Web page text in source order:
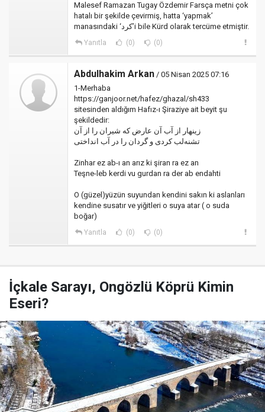
Malesef Ramazan Tugay Özdemir Farsça metni çok
hatalı bir şekilde çevirmiş, hatta ‘yapmak’
manasındaki ‘کرد’i bile Kürd olarak tercüme etmiştir.
Yanıtla (0) (0)
Abdulhakim Arkan / 05 Nisan 2025 07:16
1-Merhaba
https://ganjoor.net/hafez/ghazal/sh433
sitesinden aldığım Hafız-ı Şiraziye ait beyit şu
şekildedir:
‎زینهار از آب آن عارض که شیران را از آن
‎تشنه‌لب کردی و گردان را در آب انداختی
Zinhar ez ab-ı an arız ki şiran ra ez an
Teşne-leb kerdi vu gurdan ra der ab endahti
O (güzel)yüzün suyundan kendini sakın ki aslanları
kendine susatır ve yiğitleri o suya atar ( o suda
boğar)
Yanıtla (0) (0)
İçkale Sarayı, Ongözlü Köprü Kimin
Eseri?